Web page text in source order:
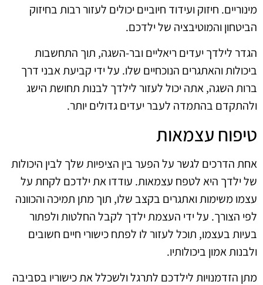
מינוריים. חיזוק ועידוד חיוביים יכולים לעזור רבות בחיזוק
הביטחון והמוטיבציה של ילדכם.
הגדר לילדך יעדים ריאליים ובר-השגה, תוך התחשבות
ביכולות והאתגרים הנוכחיים שלו. על ידי קביעת אבני דרך
ברות השגה, אתה יכול לעזור לילדך לבנות תחושת הישג
ולהתקדם בהתמדה לעבר יעדים גדולים יותר.
טיפוח עצמאות
אחת הדרכים לגשר על הפער בין הציפיות שלך לבין היכולות
של ילדך היא לטפח עצמאות. עודדו את ילדכם לקחת על
עצמו משימות ואתגרים בקצב שלו, תוך מתן תמיכה והכוונה
לפי הצורך. על ידי העצמת ילדך לקבל החלטות ולפתור
בעיות בעצמו, תוכל לעזור לו לפתח כישורי חיים חשובים
ולבנות אמון ביכולותיו.
מתן הזדמנויות לילדכם לתרגל ולשכלל את כישוריו בסביבה